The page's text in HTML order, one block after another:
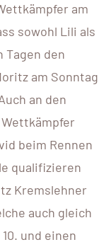
am
sowohl Lili als
Tagen den
am Sonntag
an den
Wettkämpfer
beim Rennen
qualifizieren
Kremslehner
auch gleich
und einen